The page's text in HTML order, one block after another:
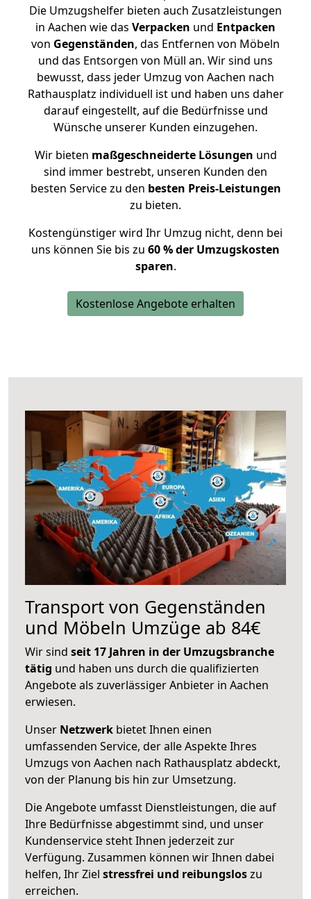
Die Umzugshelfer bieten auch Zusatzleistungen
in Aachen wie das Verpacken und Entpacken
von Gegenständen, das Entfernen von Möbeln
und das Entsorgen von Müll an. Wir sind uns
bewusst, dass jeder Umzug von Aachen nach
Rathausplatz individuell ist und haben uns daher
darauf eingestellt, auf die Bedürfnisse und
Wünsche unserer Kunden einzugehen.
Wir bieten maßgeschneiderte Lösungen und
sind immer bestrebt, unseren Kunden den
besten Service zu den besten Preis-Leistungen
zu bieten.
Kostengünstiger wird Ihr Umzug nicht, denn bei
uns können Sie bis zu 60 % der Umzugskosten
sparen.
Kostenlose Angebote erhalten
Transport von Gegenständen
und Möbeln Umzüge ab 84€
Wir sind seit 17 Jahren in der Umzugsbranche
tätig und haben uns durch die qualifizierten
Angebote als zuverlässiger Anbieter in Aachen
erwiesen.
Unser Netzwerk bietet Ihnen einen
umfassenden Service, der alle Aspekte Ihres
Umzugs von Aachen nach Rathausplatz abdeckt,
von der Planung bis hin zur Umsetzung.
Die Angebote umfasst Dienstleistungen, die auf
Ihre Bedürfnisse abgestimmt sind, und unser
Kundenservice steht Ihnen jederzeit zur
Verfügung. Zusammen können wir Ihnen dabei
helfen, Ihr Ziel stressfrei und reibungsloszu
erreichen.